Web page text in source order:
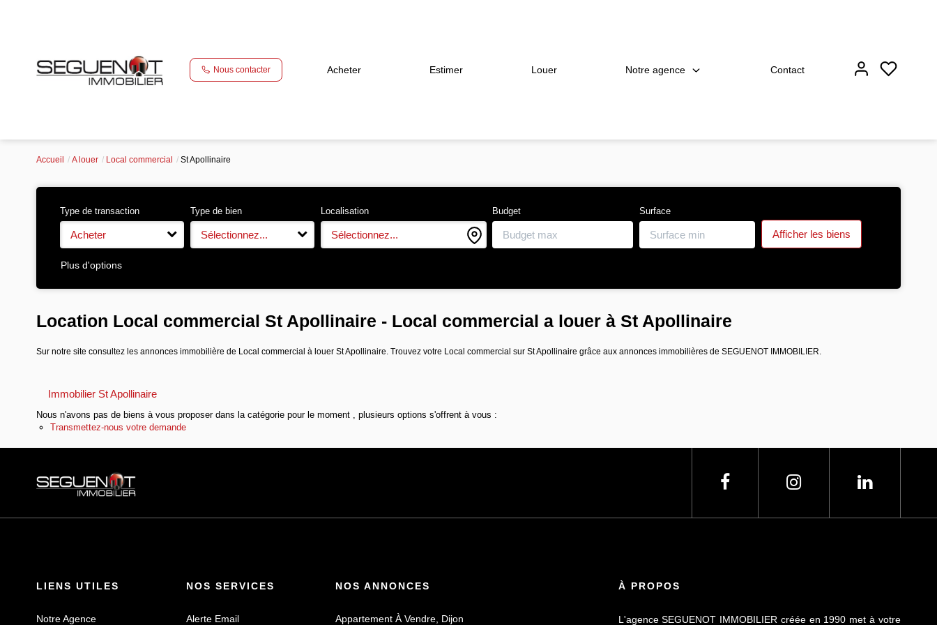
Nous contacter Acheter Estimer Louer Notre agence Contact
Accueil A louer Local commercial St Apollinaire
Type de transaction
Acheter
Type de bien
Sélectionnez...
Localisation
Sélectionnez...
Budget Surface
Plus d'options
Location Local commercial St Apollinaire - Local commercial a louer à St Apollinaire
Sur notre site consultez les annonces immobilière de Local commercial à louer St Apollinaire. Trouvez votre Local commercial sur St Apollinaire grâce aux annonces immobilières de SEGUENOT IMMOBILIER.
Immobilier St Apollinaire
Nous n'avons pas de biens à vous proposer dans la catégorie pour le moment , plusieurs options s'offrent à vous :
Transmettez-nous votre demande
LIENS UTILES
Notre Agence
NOS SERVICES
Alerte Email
NOS ANNONCES
Appartement À Vendre, Dijon
À PROPOS
L'agence SEGUENOT IMMOBILIER créée en 1990 met à votre